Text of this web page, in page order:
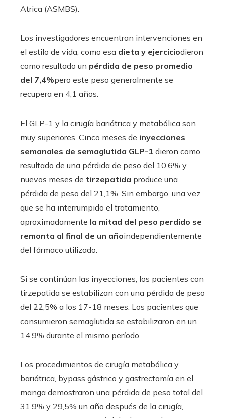
Atrica (ASMBS).
Los investigadores encuentran intervenciones en
el estilo de vida, como esa dieta y ejerciciodieron
como resultado un pérdida de peso promedio
del 7,4%pero este peso generalmente se
recupera en 4,1 años.
El GLP-1 y la cirugía bariátrica y metabólica son
muy superiores. Cinco meses de inyecciones
semanales de semaglutida GLP-1 dieron como
resultado de una pérdida de peso del 10,6% y
nuevos meses de tirzepatida produce una
pérdida de peso del 21,1%. Sin embargo, una vez
que se ha interrumpido el tratamiento,
aproximadamente la mitad del peso perdido se
remonta al final de un añoindependientemente
del fármaco utilizado.
Si se continúan las inyecciones, los pacientes con
tirzepatida se estabilizan con una pérdida de peso
del 22,5% a los 17-18 meses. Los pacientes que
consumieron semaglutida se estabilizaron en un
14,9% durante el mismo período.
Los procedimientos de cirugía metabólica y
bariátrica, bypass gástrico y gastrectomía en el
manga demostraron una pérdida de peso total del
31,9% y 29,5% un año después de la cirugía,